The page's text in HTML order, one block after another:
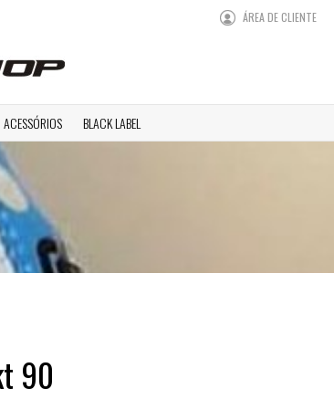
ÁREA DE CLIENTE
ACESSÓRIOS BLACK LABEL
90